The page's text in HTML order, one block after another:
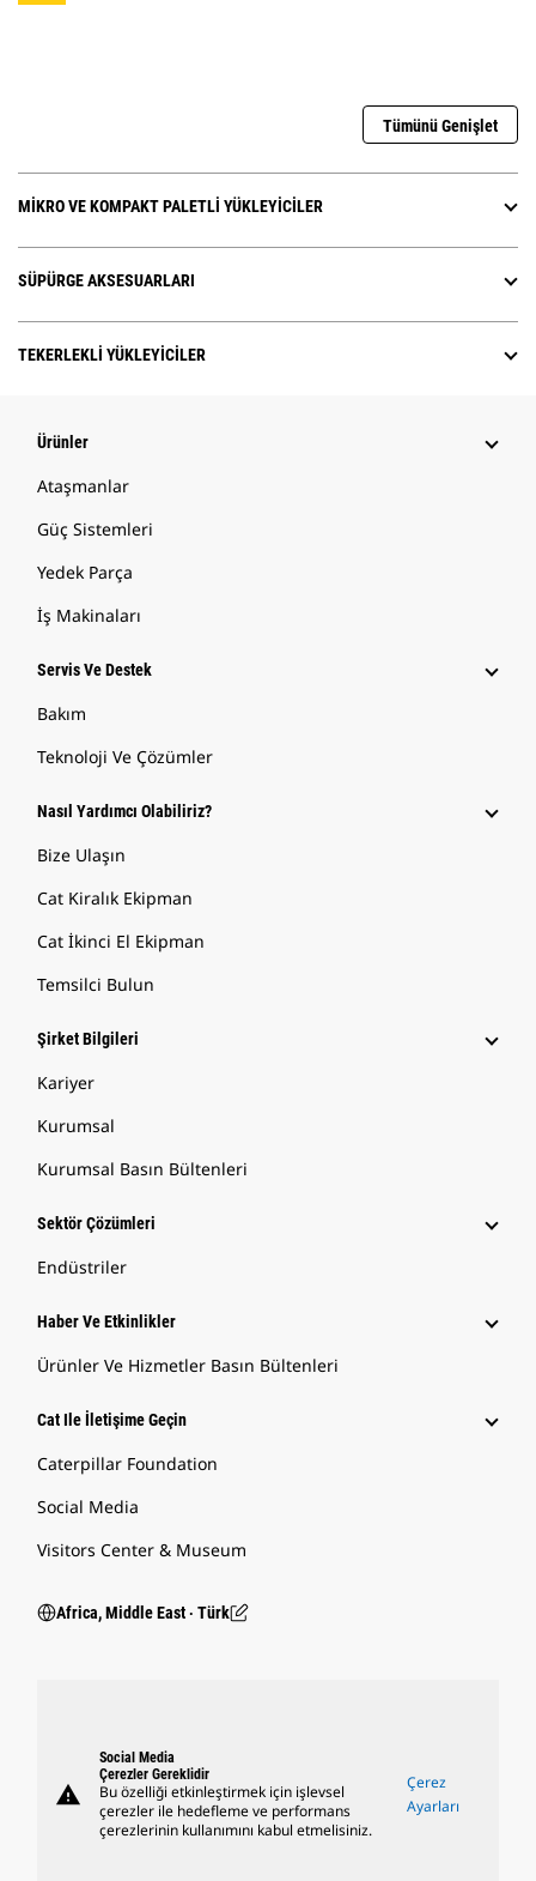
Tümünü Genişlet
MIKRO VE KOMPAKT PALETLI YÜKLEYICILER
SÜPÜRGE AKSESUARLARI
TEKERLEKLI YÜKLEYICILER
Ürünler
Ataşmanlar
Güç Sistemleri
Yedek Parça
İş Makinaları
Servis Ve Destek
Bakım
Teknoloji Ve Çözümler
Nasıl Yardımcı Olabiliriz?
Bize Ulaşın
Cat Kiralık Ekipman
Cat İkinci El Ekipman
Temsilci Bulun
Şirket Bilgileri
Kariyer
Kurumsal
Kurumsal Basın Bültenleri
Sektör Çözümleri
Endüstriler
Haber Ve Etkinlikler
Ürünler Ve Hizmetler Basın Bültenleri
Cat Ile İletişime Geçin
Caterpillar Foundation
Social Media
Visitors Center & Museum
Africa, Middle East ‧ Türk
warning
Social Media
Çerezler Gereklidir
Bu özelliği etkinleştirmek için işlevsel
çerezler ile hedefleme ve performans
çerezlerinin kullanımını kabul etmelisiniz.
Çerez
Ayarları